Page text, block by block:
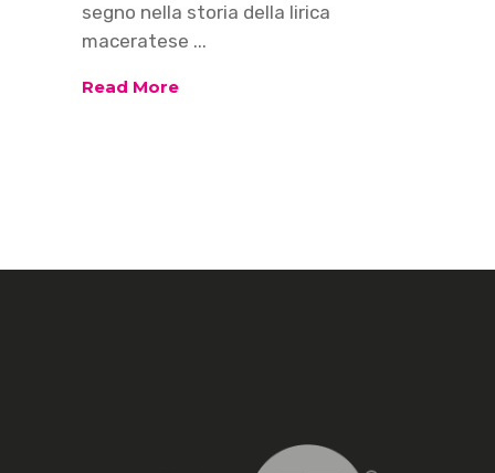
segno nella storia della lirica
maceratese
Read More